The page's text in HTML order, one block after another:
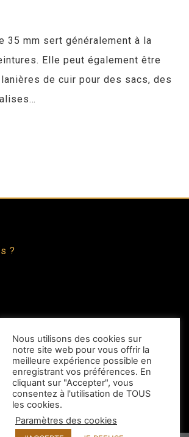
35 mm sert généralement à la
Elle peut également être
de cuir pour des sacs, des
?
Nous utilisons des cookies sur
notre site web pour vous offrir la
meilleure expérience possible en
enregistrant vos préférences. En
cliquant sur "Accepter", vous
consentez à l'utilisation de TOUS
les cookies.
Paramètres des cookies